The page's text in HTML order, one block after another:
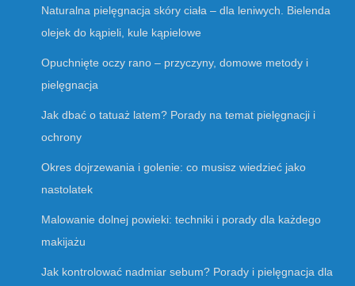
Naturalna pielęgnacja skóry ciała – dla leniwych. Bielenda
olejek do kąpieli, kule kąpielowe
Opuchnięte oczy rano – przyczyny, domowe metody i
pielęgnacja
Jak dbać o tatuaż latem? Porady na temat pielęgnacji i
ochrony
Okres dojrzewania i golenie: co musisz wiedzieć jako
nastolatek
Malowanie dolnej powieki: techniki i porady dla każdego
makijażu
Jak kontrolować nadmiar sebum? Porady i pielęgnacja dla